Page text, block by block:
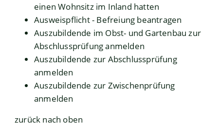
einen Wohnsitz im Inland hatten
Ausweispflicht - Befreiung beantragen
Auszubildende im Obst- und Gartenbau zur
Abschlussprüfung anmelden
Auszubildende zur Abschlussprüfung
anmelden
Auszubildende zur Zwischenprüfung
anmelden
zurück nach oben